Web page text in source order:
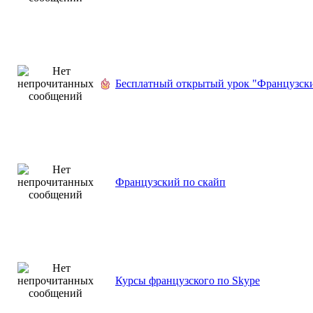
Бесплатный открытый урок
Французский по скайп
Курсы французского по Skype